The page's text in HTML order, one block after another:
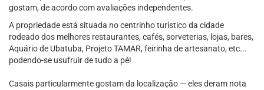
gostam, de acordo com avaliações independentes.
A propriedade está situada no centrinho turístico da cidade
rodeado dos melhores restaurantes, cafés, sorveterias, lojas, bares,
Aquário de Ubatuba, Projeto TAMAR, feirinha de artesanato, etc...
podendo-se usufruir de tudo a pé!
Casais particularmente gostam da localização — eles deram nota